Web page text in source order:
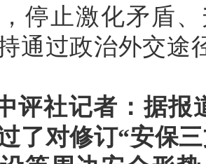
停止激化矛盾
通过政治外交途
评社记者：据报
了对修订“安保